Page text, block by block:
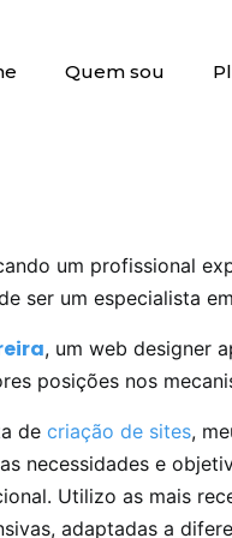
Quem sou
um profissional
ser um especialista
, um web designer
posições nos
de criação de sites,
necessidades e
Utilizo as mais
adaptadas a